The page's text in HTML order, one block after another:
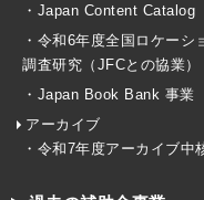
・Japan Content Catalog
・令和6年度全国ロケー
調査研究（JFCとの協業）
・Japan Book Bank 事業
アーカイブ
・令和7年度アーカイブ中